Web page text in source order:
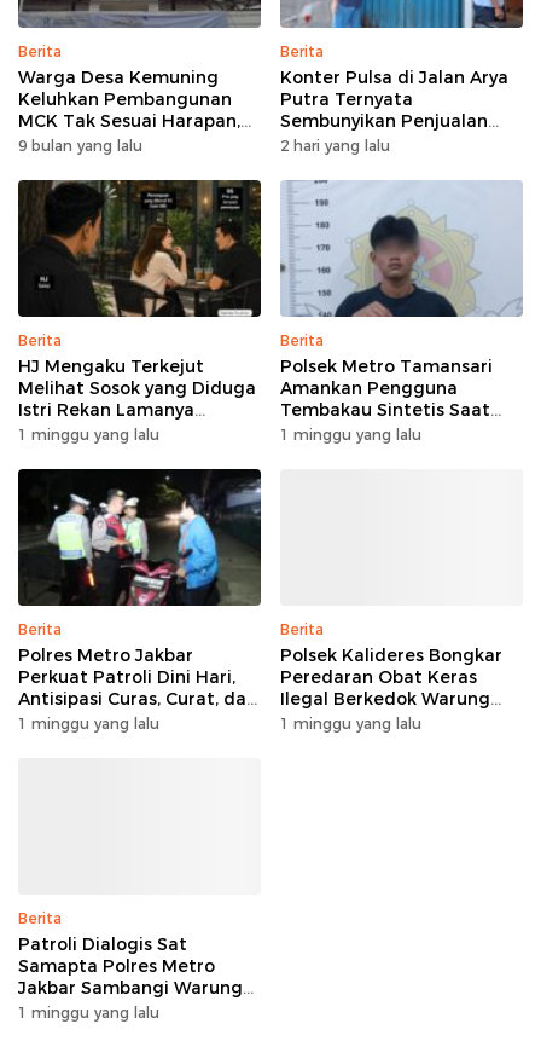
Berita
Warga Desa Kemuning
Keluhkan Pembangunan
MCK Tak Sesuai Harapan,
Diduga Anggaran Tak
9 bulan yang lalu
Berita
Konter Pulsa di Jalan Arya
Putra Ternyata
Sembunyikan Penjualan
Tramadol Secara Ilegal
2 hari yang lalu
Berita
HJ Mengaku Terkejut
Melihat Sosok yang Diduga
Istri Rekan Lamanya
Bersama Pria Lain
1 minggu yang lalu
Berita
Polsek Metro Tamansari
Amankan Pengguna
Tembakau Sintetis Saat
Razia Kejahatan Jalanan
1 minggu yang lalu
Berita
Polres Metro Jakbar
Perkuat Patroli Dini Hari,
Antisipasi Curas, Curat, dan
Curanmor di Titik Rawan
1 minggu yang lalu
Berita
Polsek Kalideres Bongkar
Peredaran Obat Keras
Ilegal Berkedok Warung
dan Toko, Dua Pelaku
1 minggu yang lalu
Berita
Patroli Dialogis Sat
Samapta Polres Metro
Jakbar Sambangi Warung
Warga, Pererat Kedekatan
1 minggu yang lalu